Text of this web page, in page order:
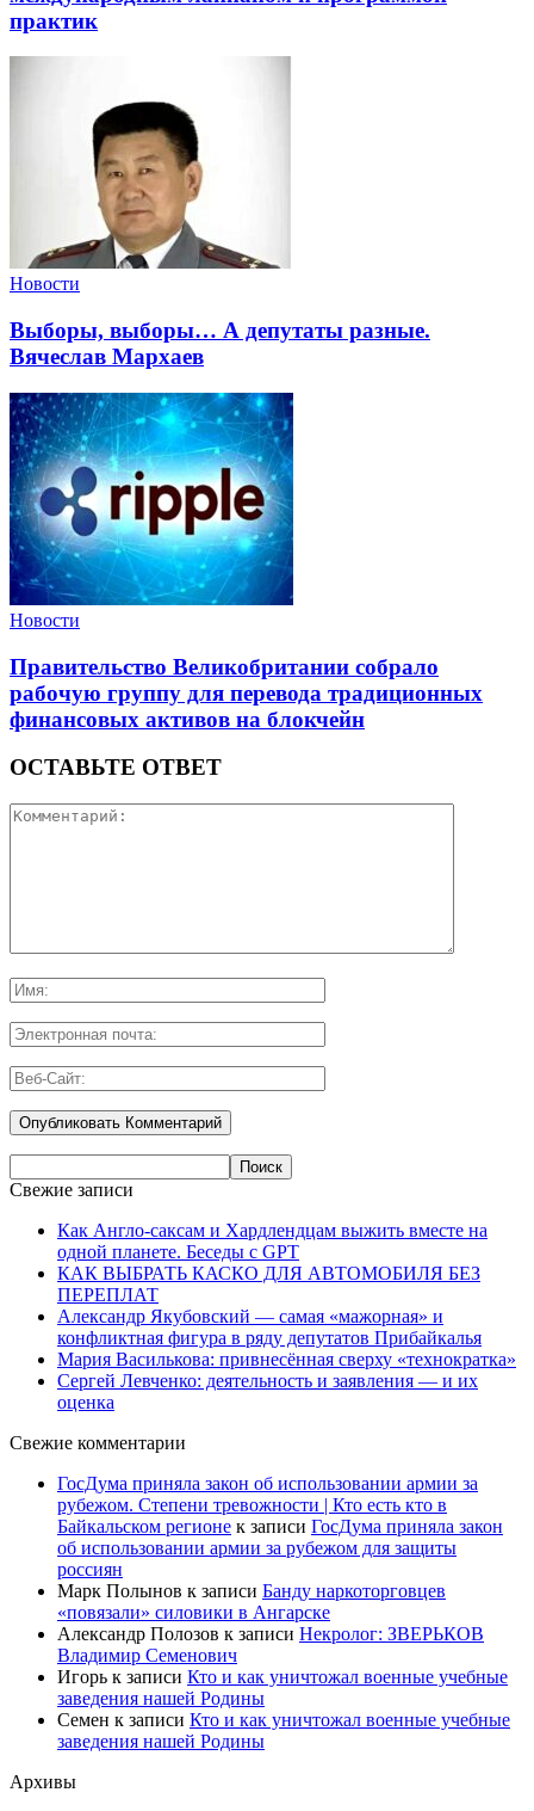
практик
Новости
Выборы, выборы… А депутаты разные.
Вячеслав Мархаев
Новости
Правительство Великобритании собрало
рабочую группу для перевода традиционных
финансовых активов на блокчейн
ОСТАВЬТЕ ОТВЕТ
Свежие записи
Как Англо-саксам и Хардлендцам выжить вместе на
одной планете. Беседы с GPT
КАК ВЫБРАТЬ КАСКО ДЛЯ АВТОМОБИЛЯ БЕЗ
ПЕРЕПЛАТ
Александр Якубовский — самая «мажорная» и
конфликтная фигура в ряду депутатов Прибайкалья
Мария Василькова: привнесённая сверху «технократка»
Сергей Левченко: деятельность и заявления — и их
оценка
Свежие комментарии
ГосДума приняла закон об использовании армии за
рубежом. Степени тревожности | Кто есть кто в
Байкальском регионе к записи ГосДума приняла закон
об использовании армии за рубежом для защиты
россиян
Марк Полынов к записи Банду наркоторговцев
«повязали» силовики в Ангарске
Александр Полозов к записи Некролог: ЗВЕРЬКОВ
Владимир Семенович
Игорь к записи Кто и как уничтожал военные учебные
заведения нашей Родины
Семен к записи Кто и как уничтожал военные учебные
заведения нашей Родины
Архивы